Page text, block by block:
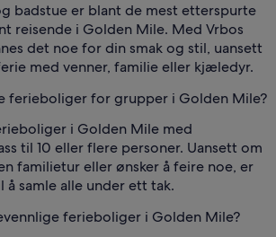
badstue er blant de mest etterspurte
reisende i Golden Mile. Med Vrbos
det noe for din smak og stil, uansett
med venner, familie eller kjæledyr.
ferieboliger for grupper i Golden Mile?
i Golden Mile med
til 10 eller flere personer. Uansett om
familietur eller ønsker å feire noe, er
å samle alle under ett tak.
ferieboliger i Golden Mile?